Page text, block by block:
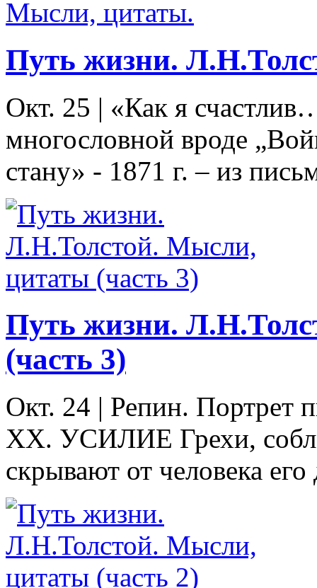
Путь жизни.
Окт. 25 | «Как я
многословной вроде
стану» - 1871 г. – из
Путь жизни.
(часть 3)
Окт. 24 | Репин. Портрет
XX. УСИЛИЕ Грехи,
скрывают от человека